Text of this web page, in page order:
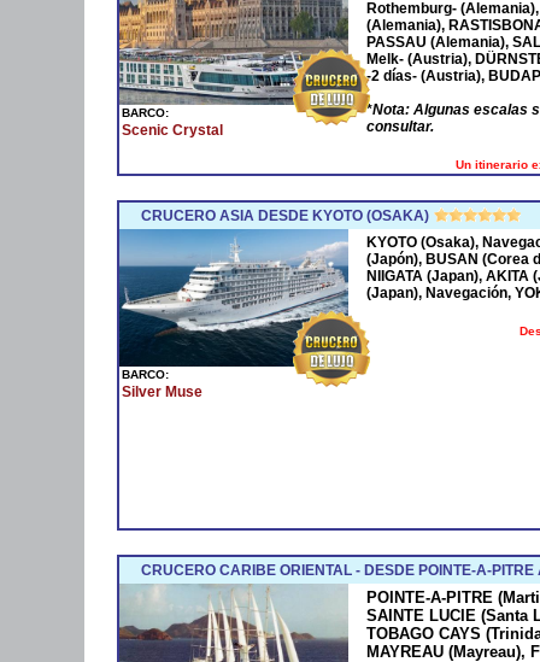
BARCO:
Scenic Crystal
Rothemburg-
(Alemania),
PASSAU (Alemania),
Melk- (Austria),
-2 días- (Austria),
*Nota: Algunas escalas
consultar.
Un itinerario
CRUCERO ASIA DESDE KYOTO (OSAKA)
BARCO:
Silver Muse
KYOTO (Osaka),
(Japón), BUSAN (Corea
NIIGATA (Japan), AKITA
(Japan), Navegación,
CRUCERO CARIBE ORIENTAL - DESDE POINTE-A-PITRE
POINTE-A-PITRE
SAINTE LUCIE (Santa
TOBAGO CAYS
MAYREAU (Mayreau),